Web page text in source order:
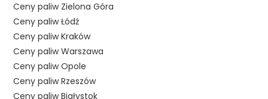
Ceny paliw Zielona Góra
Ceny paliw Łódź
Ceny paliw Kraków
Ceny paliw Warszawa
Ceny paliw Opole
Ceny paliw Rzeszów
Ceny paliw Białystok